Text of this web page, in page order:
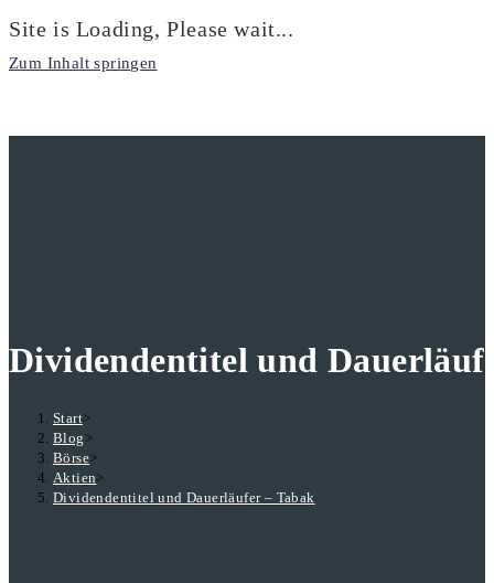
Site is Loading, Please wait...
Zum Inhalt springen
Dividendentitel und
Start>
Blog >
Börse>
Aktien>
Dividendentitel und Dauerläufer – Tabak